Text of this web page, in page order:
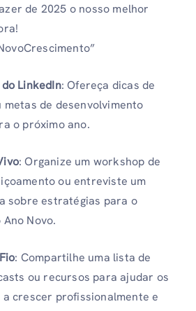
de 2025 o nosso melhor
LinkedIn: Ofereça dicas de
de desenvolvimento
o próximo ano.
: Organize um workshop de
ou entreviste um
sobre estratégias para o
Novo.
Fio: Compartilhe uma lista de
ou recursos para ajudar os
a crescer profissionalmente e